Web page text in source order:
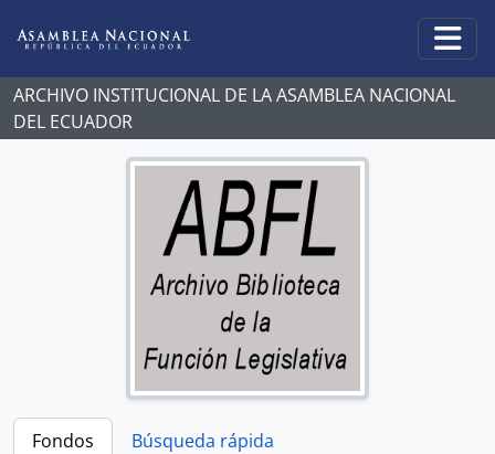
ARCHIVO INSTITUCIONAL DE LA ASAMBLEA NACIONAL
DEL ECUADOR
Fondos
Búsqueda rápida